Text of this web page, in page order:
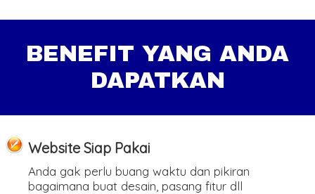
BENEFIT YANG ANDA
DAPATKAN
Website Siap Pakai
Anda gak perlu buang waktu dan pikiran
bagaimana buat desain, pasang fitur dll